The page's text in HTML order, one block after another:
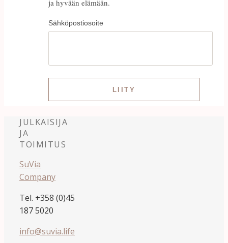
ja hyvään elämään.
Sähköpostiosoite
JULKAISIJA
JA
TOIMITUS
SuVia
Company
Tel. +358 (0)45
187 5020
info@suvia.life